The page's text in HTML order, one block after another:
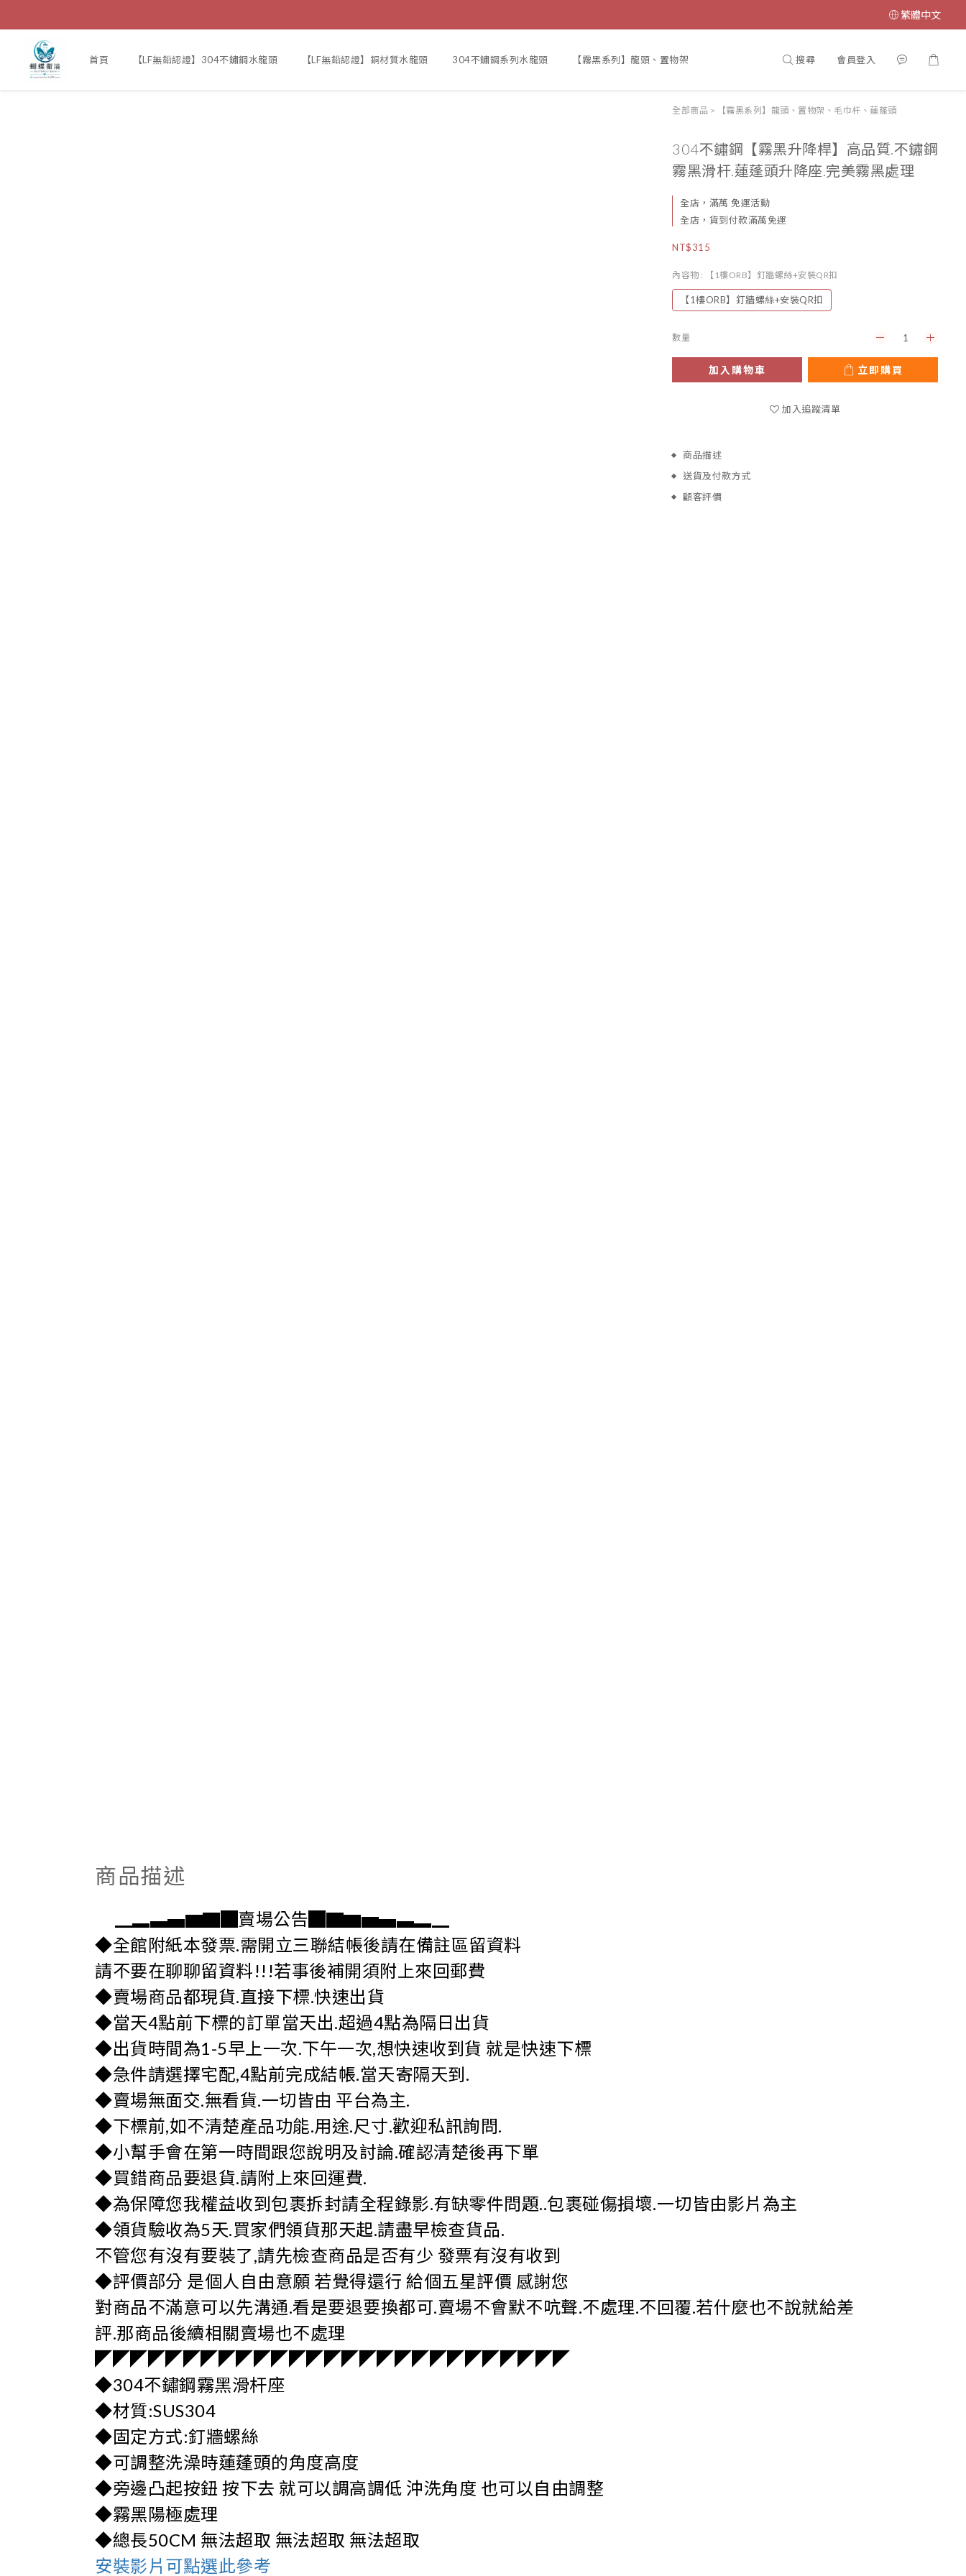
繁體中文
首頁 【LF無鉛認證】304不鏽鋼水龍頭 【LF無鉛認證】銅材質水龍頭 304不鏽鋼系列水龍頭 【霧黑系列】龍頭、置物架、毛巾杆、蓮蓬頭 大型淋浴花灑系列 收納、置物架系
搜尋 會員登入
全部商品 > 【霧黑系列】龍頭、置物架、毛巾杆、蓮蓬頭
304不鏽鋼【霧黑升降桿】高品質.不鏽鋼
霧黑滑杆.蓮蓬頭升降座.完美霧黑處理
全店，滿萬 免運活動
全店，貨到付款滿萬免運
NT$315
內容物 : 【1樓ORB】釘牆螺絲+安裝QR扣
【1樓ORB】釘牆螺絲+安裝QR扣
數量
加入購物車 立即購買
加入追蹤清單
商品描述
送貨及付款方式
顧客評價
商品描述
▁▂▃▄▆▇█賣場公告█▇▆▅▄▃▂▁
◆全館附紙本發票.需開立三聯結帳後請在備註區留資料
請不要在聊聊留資料!!!若事後補開須附上來回郵費
◆賣場商品都現貨.直接下標.快速出貨
◆當天4點前下標的訂單當天出.超過4點為隔日出貨
◆出貨時間為1-5早上一次.下午一次,想快速收到貨 就是快速下標
◆急件請選擇宅配,4點前完成結帳.當天寄隔天到.
◆賣場無面交.無看貨.一切皆由 平台為主.
◆下標前,如不清楚產品功能.用途.尺寸.歡迎私訊詢問.
◆小幫手會在第一時間跟您說明及討論.確認清楚後再下單
◆買錯商品要退貨.請附上來回運費.
◆為保障您我權益收到包裹拆封請全程錄影.有缺零件問題..包裹碰傷損壞.一切皆由影片為主
◆領貨驗收為5天.買家們領貨那天起.請盡早檢查貨品.
不管您有沒有要裝了,請先檢查商品是否有少 發票有沒有收到
◆評價部分 是個人自由意願 若覺得還行 給個五星評價 感謝您
對商品不滿意可以先溝通.看是要退要換都可.賣場不會默不吭聲.不處理.不回覆.若什麼也不說就給差
評.那商品後續相關賣場也不處理
◤◤◤◤◤◤◤◤◤◤◤◤◤◤◤◤◤◤◤◤◤◤◤◤◤◤◤
◆304不鏽鋼霧黑滑杆座
◆材質:SUS304
◆固定方式:釘牆螺絲
◆可調整洗澡時蓮蓬頭的角度高度
◆旁邊凸起按鈕 按下去 就可以調高調低 沖洗角度 也可以自由調整
◆霧黑陽極處理
◆總長50CM 無法超取 無法超取 無法超取
安裝影片可點選此參考